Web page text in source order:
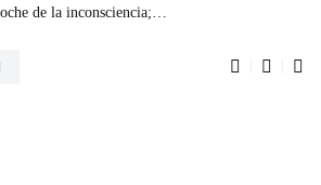
de la inconsciencia;…